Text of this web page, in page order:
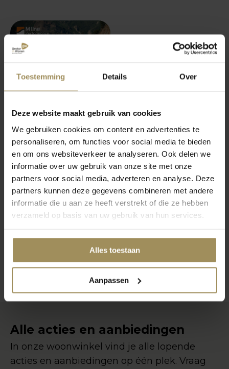
Toestemming Details Over
Deze website maakt gebruik van cookies
We gebruiken cookies om content en advertenties te
personaliseren, om functies voor social media te bieden
en om ons websiteverkeer te analyseren. Ook delen we
informatie over uw gebruik van onze site met onze
partners voor social media, adverteren en analyse. Deze
partners kunnen deze gegevens combineren met andere
informatie die u aan ze heeft verstrekt of die ze hebben
verzameld op basis van uw gebruik van hun services.
Alles toestaan
Aanpassen
Ontvang nu
korting op Cool
Motion 5 t/m 8
matrassen van
Mline
Alle acties en aanbiedingen
In onze woonwinkel vind je alle lopende
acties en aanbiedingen op één plek. Vraag